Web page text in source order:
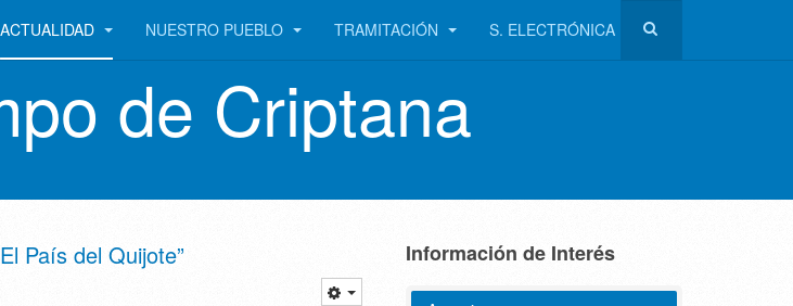
ACTUALIDAD NUESTRO PUEBLO TRAMITACIÓN S. ELECTRÓNICA
de Criptana
País del Quijote” Información de Interés